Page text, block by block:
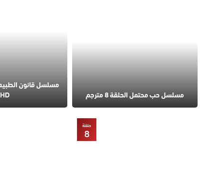
مسلسل حب محتمل الحلقة 8 مترجم
HD
حلقة
8